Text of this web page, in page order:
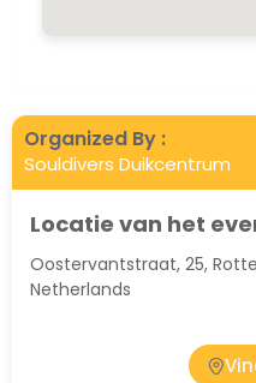
Organized By :
Souldivers Duikcentrum
Locatie van het
Oostervantstraat, 25,
Netherlands